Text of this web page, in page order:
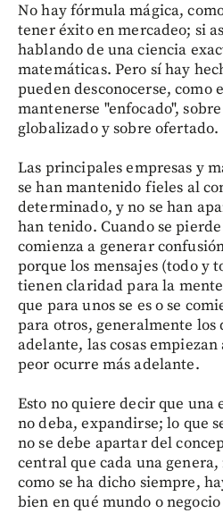
No hay fórmula mágica,
tener éxito en mercadeo; si
hablando de una ciencia
matemáticas. Pero sí hay
pueden desconocerse, como
mantenerse "enfocado",
globalizado y sobre ofertado.
Las principales empresas y
se han mantenido fieles al
determinado, y no se han
han tenido. Cuando se
comienza a generar
porque los mensajes (todo y
tienen claridad para la
que para unos se es o se
para otros, generalmente los
adelante, las cosas
peor ocurre más adelante.
Esto no quiere decir que una
no deba, expandirse; lo que
no se debe apartar del
central que cada una
como se ha dicho siempre,
bien en qué mundo o